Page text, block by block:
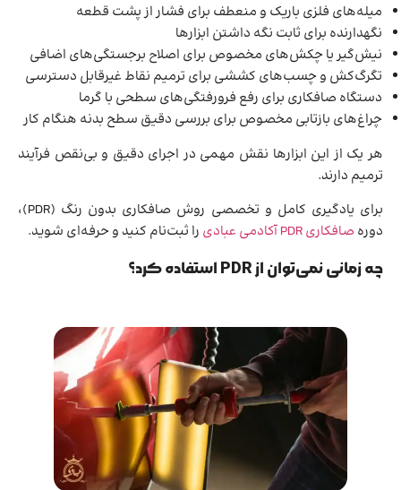
میله‌های فلزی باریک و منعطف برای فشار از پشت قطعه
نگهدارنده برای ثابت نگه داشتن ابزارها
نیش‌گیر یا چکش‌های مخصوص برای اصلاح برجستگی‌های اضافی
تگرگ‌کش و چسب‌های کششی برای ترمیم نقاط غیرقابل دسترسی
دستگاه صافکاری برای رفع فرورفتگی‌های سطحی با گرما
چراغ‌های بازتابی مخصوص برای بررسی دقیق سطح بدنه هنگام کار
هر یک از این ابزارها نقش مهمی در اجرای دقیق و بی‌نقص فرآیند
ترمیم دارند.
برای یادگیری کامل و تخصصی روش صافکاری بدون رنگ (PDR)،
دوره صافکاری PDR آکادمی عبادی
را ثبت‌نام کنید و حرفه‌ای شوید.
چه زمانی نمی‌توان از PDR استفاده کرد؟